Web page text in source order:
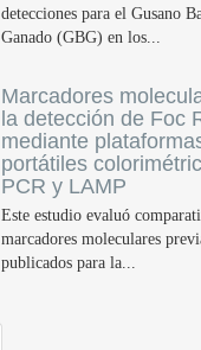
detecciones para el Gusano
Ganado (GBG) en los...
Marcadores
la detección de Foc
mediante
portátiles
PCR y LAMP
Este estudio evaluó
marcadores moleculares
publicados para la...